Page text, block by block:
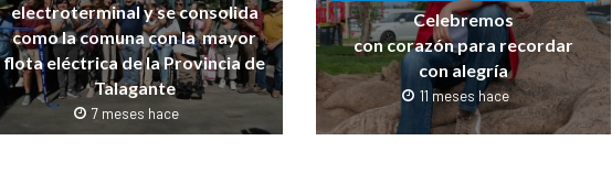
electroterminal y se consolida
como la comuna con la mayor
flota eléctrica de la Provincia de
Talagante
7 meses hace
Celebremos
con corazón para recordar
con alegría
11 meses hace